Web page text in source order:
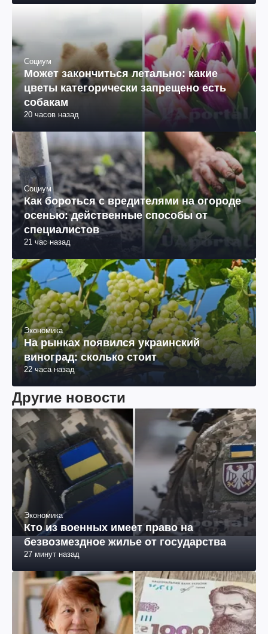
Социум
Может закончиться летально: какие
цветы категорически запрещено есть
собакам
Социум
Как бороться с вредителями на огороде
осенью: действенные способы от
специалистов
Экономика
На рынках появился украинский
виноград: сколько стоит
Другие новости
Экономика
Кто из военных имеет право на
безвозмездное жилье от государства